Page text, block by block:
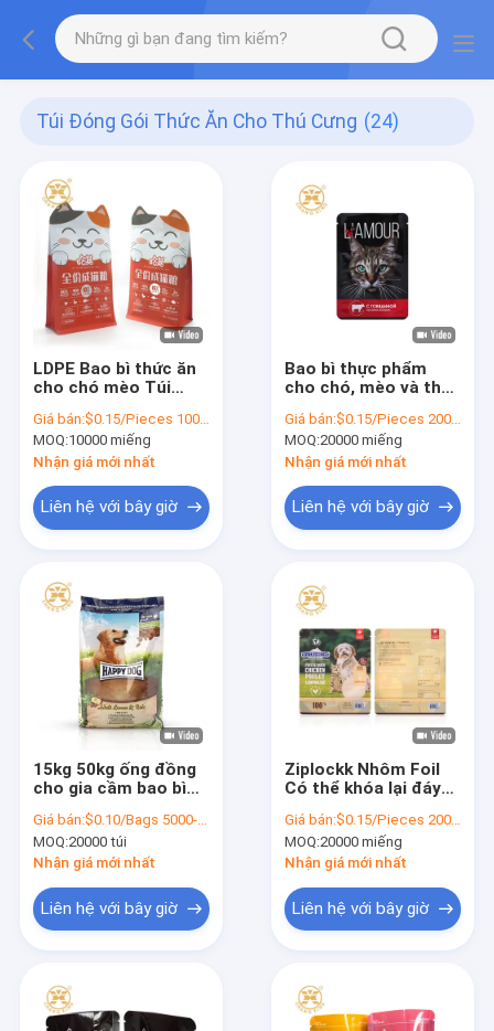
Túi Đóng Gói Thức Ăn Cho Thú Cưng (24)
LDPE Bao bì thức ăn
cho chó mèo Túi
cưng Hộp 5kg Túi có
dây kéo dưới cùng
Tám con dấu bên
Giá bán:$0.15/Pieces 10000-99999 Pieces
MOQ:10000 miếng
Nhận giá mới nhất
Liên hệ với bây giờ
Bao bì thực phẩm
cho chó, mèo và thú
20kg
Giá bán:$0.15/Pieces 20000-199999 Pieces
MOQ:20000 miếng
Nhận giá mới nhất
Liên hệ với bây giờ
15kg 50kg ống đồng
cho gia cầm bao bì
Túi đựng thức ăn cho
chó huấn luyện
Giá bán:$0.10/Bags 5000-19999 Bags
MOQ:20000 túi
Nhận giá mới nhất
Liên hệ với bây giờ
Ziplockk Nhôm Foil
Có thể khóa lại đáy
chó cưng 1kg 2kg 5kg
15kg
Giá bán:$0.15/Pieces 20000-199999 Pieces
MOQ:20000 miếng
Nhận giá mới nhất
Liên hệ với bây giờ